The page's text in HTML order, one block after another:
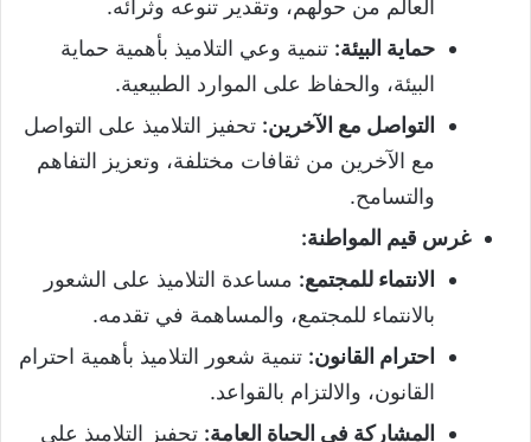
العالم من حولهم، وتقدير تنوعه وثرائه.
حماية البيئة: تنمية وعي التلاميذ بأهمية حماية
البيئة، والحفاظ على الموارد الطبيعية.
التواصل مع الآخرين: تحفيز التلاميذ على التواصل
مع الآخرين من ثقافات مختلفة، وتعزيز التفاهم
والتسامح.
غرس قيم المواطنة:
الانتماء للمجتمع: مساعدة التلاميذ على الشعور
بالانتماء للمجتمع، والمساهمة في تقدمه.
احترام القانون: تنمية شعور التلاميذ بأهمية احترام
القانون، والالتزام بالقواعد.
المشاركة في الحياة العامة: تحفيز التلاميذ على